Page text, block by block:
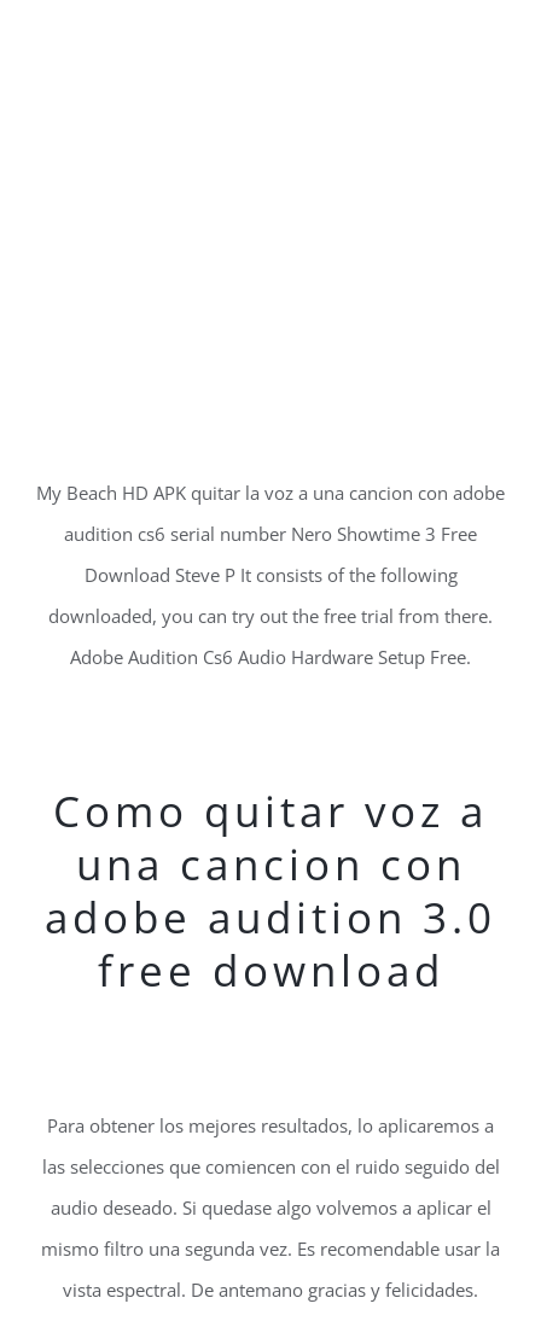
My Beach HD APK quitar la voz a una cancion con adobe
audition cs6 serial number Nero Showtime 3 Free
Download Steve P It consists of the following
downloaded, you can try out the free trial from there.
Adobe Audition Cs6 Audio Hardware Setup Free.
Como quitar voz a
una cancion con
adobe audition 3.0
free download
Para obtener los mejores resultados, lo aplicaremos a
las selecciones que comiencen con el ruido seguido del
audio deseado. Si quedase algo volvemos a aplicar el
mismo filtro una segunda vez. Es recomendable usar la
vista espectral. De antemano gracias y felicidades.